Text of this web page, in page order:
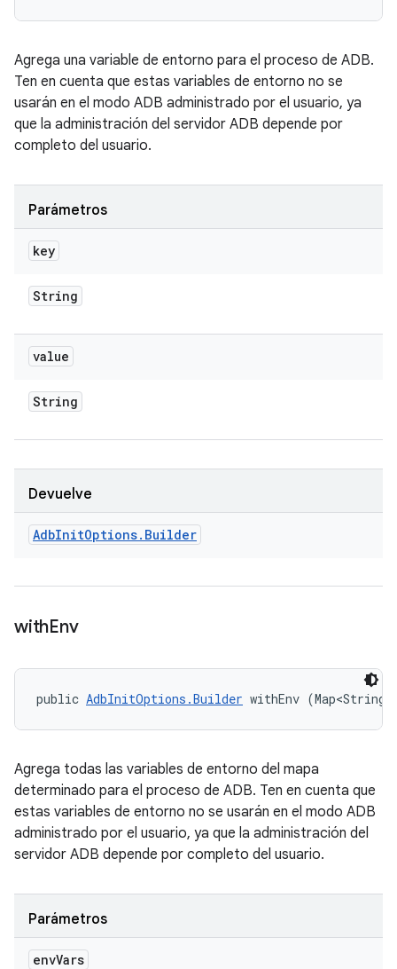
Agrega una variable de entorno para el proceso de ADB.
Ten en cuenta que estas variables de entorno no se
usarán en el modo ADB administrado por el usuario, ya
que la administración del servidor ADB depende por
completo del usuario.
Parámetros
key
String
value
String
Devuelve
AdbInitOptions. Builder
withEnv
public AdbInitOptions.Builder withEnv
Agrega todas las variables de entorno del mapa
determinado para el proceso de ADB. Ten en cuenta que
estas variables de entorno no se usarán en el modo ADB
administrado por el usuario, ya que la administración del
servidor ADB depende por completo del usuario.
Parámetros
envVars